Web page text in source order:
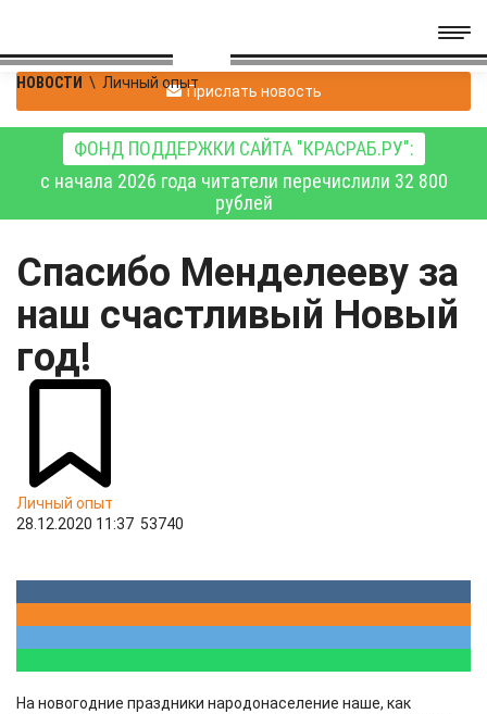
НОВОСТИ \ Личный опытПрислать новость
ФОНД ПОДДЕРЖКИ САЙТА "КРАСРАБ.РУ":
с начала 2026 года читатели перечислили 32 800
рублей
Спасибо Менделееву за
наш счастливый Новый
год!
Личный опыт
28.12.2020 11:37 53740
На новогодние праздники народонаселение наше, как